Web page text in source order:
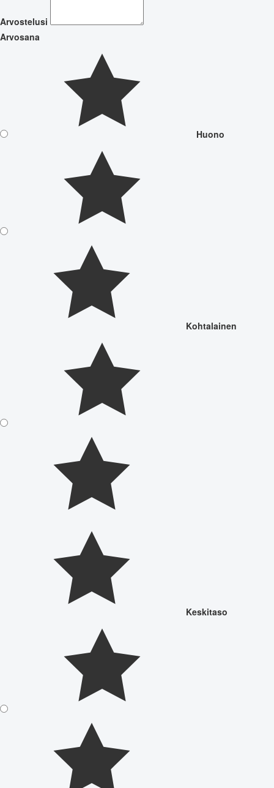
Arvostelusi
Arvosana
Huono
Kohtalainen
Keskitaso